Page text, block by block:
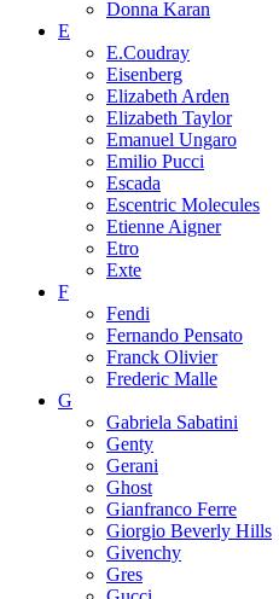
Donna Karan
E
E.Coudray
Eisenberg
Elizabeth Arden
Elizabeth Taylor
Emanuel Ungaro
Emilio Pucci
Escada
Escentric Molecules
Etienne Aigner
Etro
Exte
F
Fendi
Fernando Pensato
Franck Olivier
Frederic Malle
G
Gabriela Sabatini
Genty
Gerani
Ghost
Gianfranco Ferre
Giorgio Beverly Hills
Givenchy
Gres